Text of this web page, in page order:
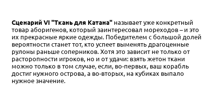
Сценарий VI "Ткань для Катана" называет уже конкретный
товар аборигенов, который заинтересовал мореходов – и это
их прекрасные яркие одежды. Победителем с большой долей
вероятности станет тот, кто успеет выменять драгоценные
рулоны раньше соперников. Хотя это зависит не только от
расторопности игроков, но и от удачи: взять жетон ткани
можно только в том случае, если, во-первых, ваш корабль
достиг нужного острова, а во-вторых, на кубиках выпало
нужное значение.